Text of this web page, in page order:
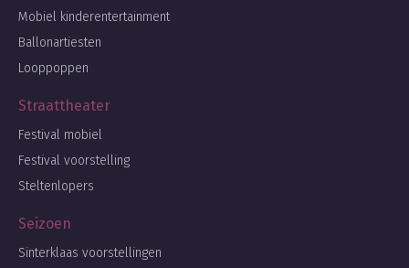
Mobiel kinderentertainment
Ballonartiesten
Looppoppen
Straattheater
Festival mobiel
Festival voorstelling
Steltenlopers
Seizoen
Sinterklaas voorstellingen